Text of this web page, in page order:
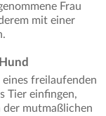
Frau
mit einer
freilaufenden
Tier einfingen,
mutmaßlichen